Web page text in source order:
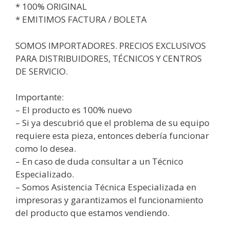
* 100% ORIGINAL
* EMITIMOS FACTURA / BOLETA
SOMOS IMPORTADORES. PRECIOS EXCLUSIVOS
PARA DISTRIBUIDORES, TÉCNICOS Y CENTROS
DE SERVICIO.
Importante:
– El producto es 100% nuevo
– Si ya descubrió que el problema de su equipo
requiere esta pieza, entonces debería funcionar
como lo desea.
– En caso de duda consultar a un Técnico
Especializado.
– Somos Asistencia Técnica Especializada en
impresoras y garantizamos el funcionamiento
del producto que estamos vendiendo.